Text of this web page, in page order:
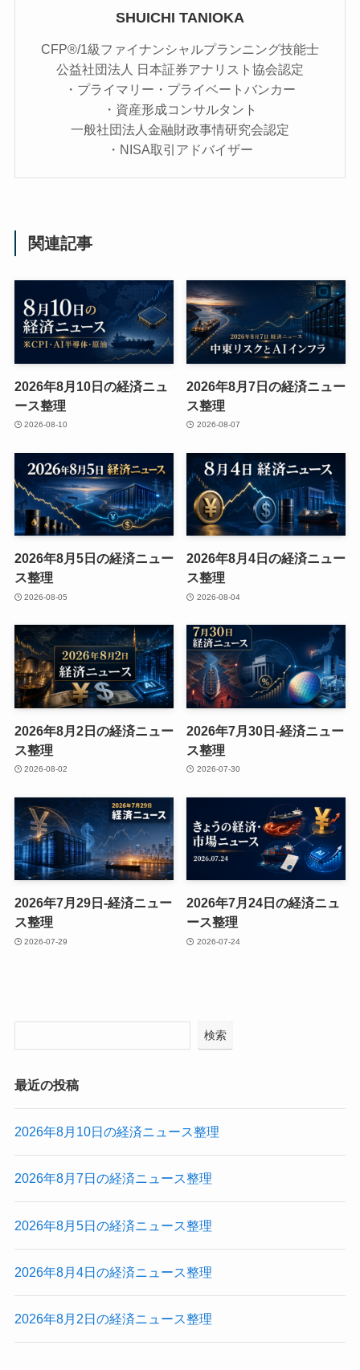
SHUICHI TANIOKA
CFP®/1級ファイナンシャルプランニング技能士
公益社団法人 日本証券アナリスト協会認定
・プライマリー・プライベートバンカー
・資産形成コンサルタント
一般社団法人金融財政事情研究会認定
・NISA取引アドバイザー
関連記事
2026年8月10日の経済ニュ
ース整理
2026-08-10
2026年8月7日の経済ニュー
ス整理
2026-08-07
2026年8月5日の経済ニュー
ス整理
2026-08-05
2026年8月4日の経済ニュー
ス整理
2026-08-04
2026年8月2日の経済ニュー
ス整理
2026-08-02
2026年7月30日-経済ニュー
ス整理
2026-07-30
2026年7月29日-経済ニュー
ス整理
2026-07-29
2026年7月24日の経済ニュ
ース整理
2026-07-24
検索
最近の投稿
2026年8月10日の経済ニュース整理
2026年8月7日の経済ニュース整理
2026年8月5日の経済ニュース整理
2026年8月4日の経済ニュース整理
2026年8月2日の経済ニュース整理